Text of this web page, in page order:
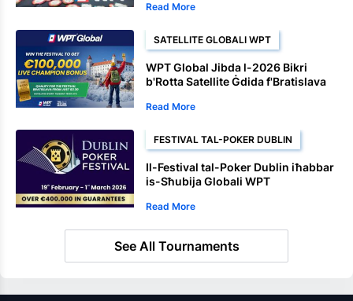
Dominanti
Read More
SATELLITE GLOBALI WPT
WPT Global Jibda l-2026 Bikri
b'Rotta Satellite Ġdida f'Bratislava
Read More
FESTIVAL TAL-POKER DUBLIN
Il-Festival tal-Poker Dublin iħabbar
is-Sħubija Globali WPT
Read More
See All Tournaments